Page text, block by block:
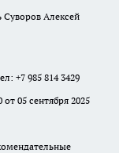
Алексей
+7 985 814 3429
05 сентября 2025